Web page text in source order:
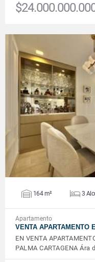
164 m² 3
Apartamento
VENTA APARTAMENTO
EN VENTA
PALMA CARTAGENA